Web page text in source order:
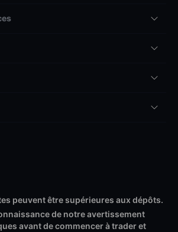
peuvent être supérieures aux dépôts.
de notre avertissement
avant de commencer à trader et